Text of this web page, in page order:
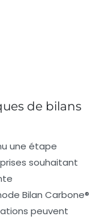
de bilans
une étape
souhaitant
Bilan Carbone®
peuvent